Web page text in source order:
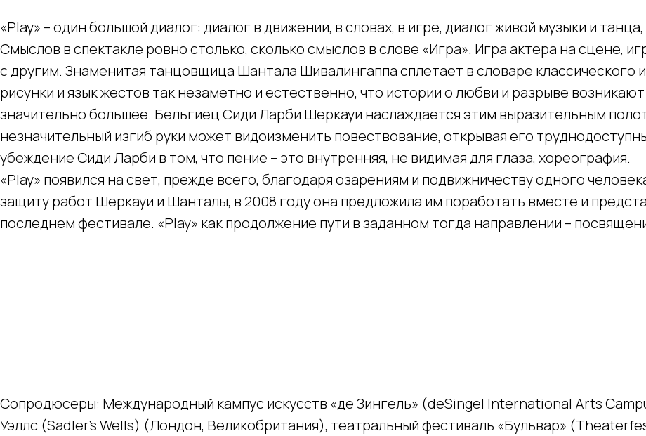
«Play» – один большой диалог: диалог в движении, в словах, в игре, диалог живой музыки и
Смыслов в спектакле ровно столько, сколько смыслов в слове «Игра». Игра актера на сцене,
с другим. Знаменитая танцовщица Шантала Шивалингаппа сплетает в словаре классического
рисунки и язык жестов так незаметно и естественно, что истории о любви и разрыве
значительно большее. Бельгиец Сиди Ларби Шеркауи наслаждается этим выразительным
незначительный изгиб руки может видоизменить повествование, открывая его
убеждение Сиди Ларби в том, что пение – это внутренняя, не видимая для глаза, хореография.
«Play» появился на свет, прежде всего, благодаря озарениям и подвижничеству одного
защиту работ Шеркауи и Шанталы, в 2008 году она предложила им поработать вместе и
последнем фестивале. «Play» как продолжение пути в заданном тогда направлении –
Сопродюсеры: Международный кампус искусств «де Зингель» (deSingel International Arts
Уэллс (Sadler’s Wells) (Лондон, Великобритания), театральный фестиваль «Бульвар»